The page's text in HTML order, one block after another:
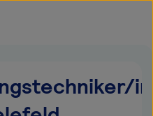
in